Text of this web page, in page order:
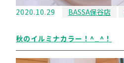
2020.10.29 BASSA保谷店
秋のイルミナカラー！^_^！